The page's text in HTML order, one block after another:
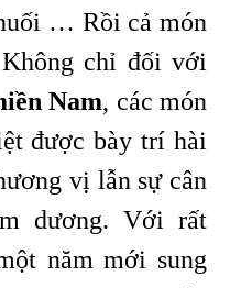
… Rồi cả món
chỉ đối với
Nam, các món
được bày trí hài
vị lẫn sự cân
dương. Với rất
năm mới sung